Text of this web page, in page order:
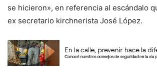
se hicieron», en referencia al escándalo
ex secretario kirchnerista José López.